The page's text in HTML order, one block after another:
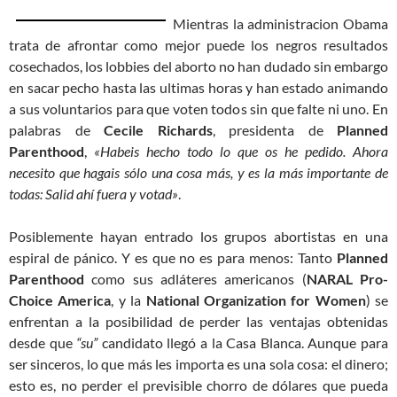
Mientras la administracion Obama
trata de afrontar como mejor puede los negros resultados
cosechados, los lobbies del aborto no han dudado sin embargo
en sacar pecho hasta las ultimas horas y han estado animando
a sus voluntarios para que voten todos sin que falte ni uno. En
palabras de Cecile Richards, presidenta de Planned
Parenthood, «Habeis hecho todo lo que os he pedido. Ahora
necesito que hagais sólo una cosa más, y es la más importante de
todas: Salid ahí fuera y votad».
Posiblemente hayan entrado los grupos abortistas en una
espiral de pánico. Y es que no es para menos: Tanto Planned
Parenthood como sus adláteres americanos (NARAL Pro-
Choice America, y la National Organization for Women) se
enfrentan a la posibilidad de perder las ventajas obtenidas
desde que “su” candidato llegó a la Casa Blanca. Aunque para
ser sinceros, lo que más les importa es una sola cosa: el dinero;
esto es, no perder el previsible chorro de dólares que pueda